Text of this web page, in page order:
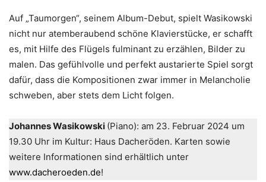
Auf „Taumorgen“, seinem Album-Debut, spielt Wasikowski
nicht nur atemberaubend schöne Klavierstücke, er schafft
es, mit Hilfe des Flügels fulminant zu erzählen, Bilder zu
malen. Das gefühlvolle und perfekt austarierte Spiel sorgt
dafür, dass die Kompositionen zwar immer in Melancholie
schweben, aber stets dem Licht folgen.
Johannes Wasikowski (Piano): am 23. Februar 2024 um
19.30 Uhr im Kultur: Haus Dacheröden. Karten sowie
weitere Informationen sind erhältlich unter
www.dacheroeden.de!